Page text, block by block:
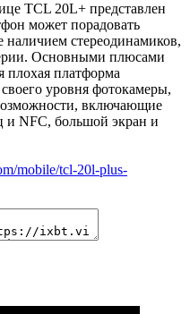
TCL 20L+ представлен
может порадовать
наличием стереодинамиков,
Основными плюсами
плохая платформа
уровня фотокамеры,
включающие
и NFC, большой экран и
mobile/tcl-20l-plus-